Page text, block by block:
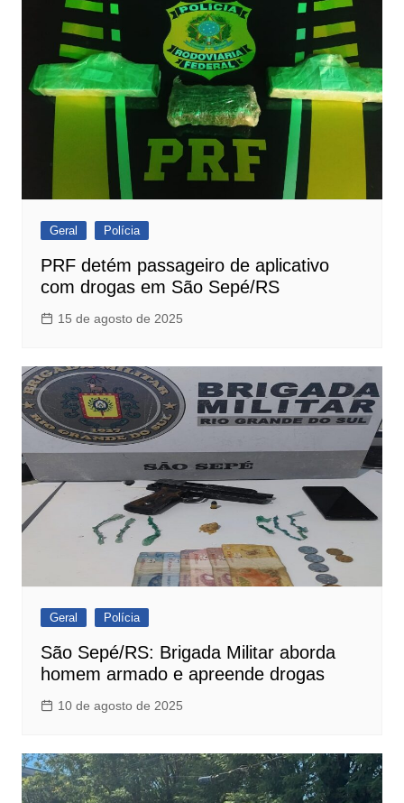
Geral Polícia
PRF detém passageiro de aplicativo
com drogas em São Sepé/RS
15 de agosto de 2025
Geral Polícia
São Sepé/RS: Brigada Militar aborda
homem armado e apreende drogas
10 de agosto de 2025